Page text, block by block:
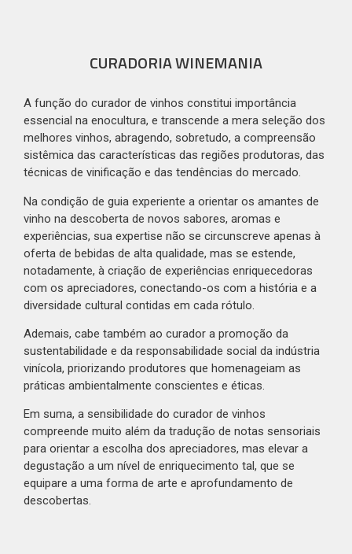
CURADORIA WINEMANIA
A função do curador de vinhos constitui importância
essencial na enocultura, e transcende a mera seleção dos
melhores vinhos, abragendo, sobretudo, a compreensão
sistêmica das características das regiões produtoras, das
técnicas de vinificação e das tendências do mercado.
Na condição de guia experiente a orientar os amantes de
vinho na descoberta de novos sabores, aromas e
experiências, sua expertise não se circunscreve apenas à
oferta de bebidas de alta qualidade, mas se estende,
notadamente, à criação de experiências enriquecedoras
com os apreciadores, conectando-os com a história e a
diversidade cultural contidas em cada rótulo.
Ademais, cabe também ao curador a promoção da
sustentabilidade e da responsabilidade social da indústria
vinícola, priorizando produtores que homenageiam as
práticas ambientalmente conscientes e éticas.
Em suma, a sensibilidade do curador de vinhos
compreende muito além da tradução de notas sensoriais
para orientar a escolha dos apreciadores, mas elevar a
degustação a um nível de enriquecimento tal, que se
equipare a uma forma de arte e aprofundamento de
descobertas.